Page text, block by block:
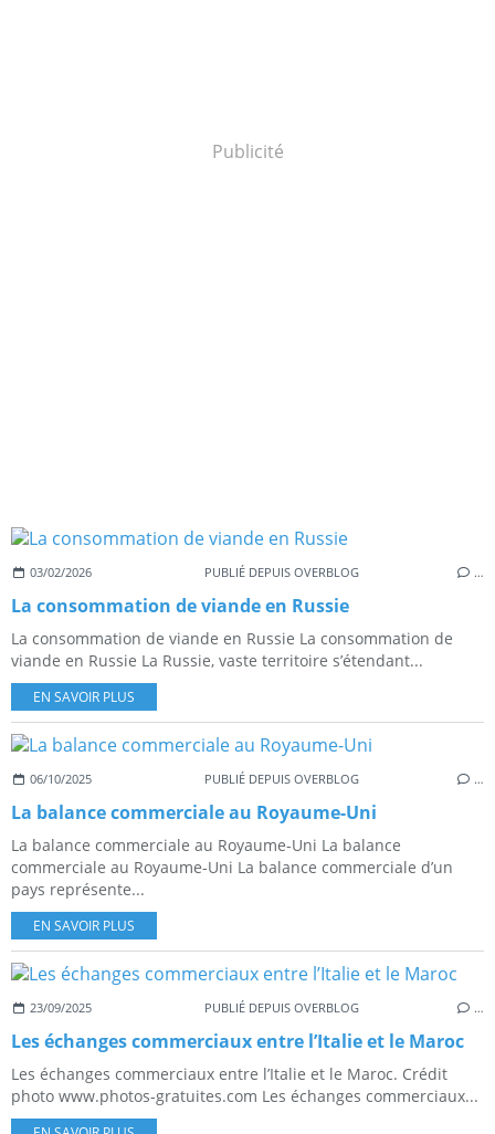
Publicité
03/02/2026 PUBLIÉ DEPUIS OVERBLOG …
La consommation de viande en Russie
La consommation de viande en Russie La consommation de
viande en Russie La Russie, vaste territoire s’étendant...
EN SAVOIR PLUS
06/10/2025 PUBLIÉ DEPUIS OVERBLOG …
La balance commerciale au Royaume-Uni
La balance commerciale au Royaume-Uni La balance
commerciale au Royaume-Uni La balance commerciale d’un
pays représente...
EN SAVOIR PLUS
23/09/2025 PUBLIÉ DEPUIS OVERBLOG …
Les échanges commerciaux entre l’Italie et le Maroc
Les échanges commerciaux entre l’Italie et le Maroc. Crédit
photo www.photos-gratuites.com Les échanges commerciaux...